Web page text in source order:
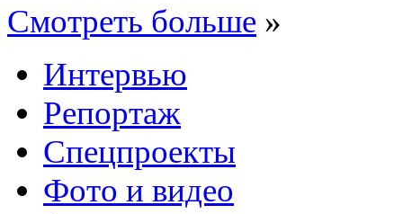
Смотреть больше »
Интервью
Репортаж
Спецпроекты
Фото и видео